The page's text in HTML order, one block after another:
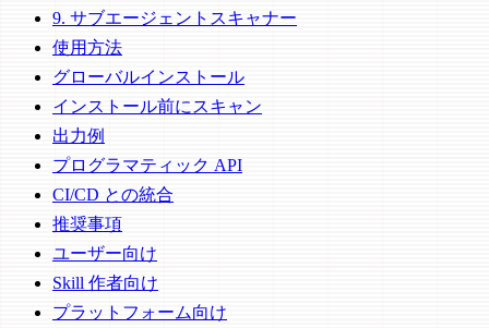
9. サブエージェントスキャナー
使用方法
グローバルインストール
インストール前にスキャン
出力例
プログラマティック API
CI/CD との統合
推奨事項
ユーザー向け
Skill 作者向け
プラットフォーム向け